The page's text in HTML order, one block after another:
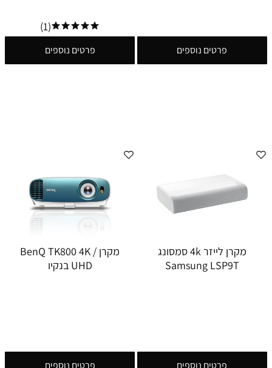
פרטים נוספים
(1)
פרטים נוספים
מקרן לייזר 4k סמסונג
Samsung LSP9T
פרטים נוספים
מקרן BenQ TK800 4K /
UHD בנקיו
פרטים נוספים